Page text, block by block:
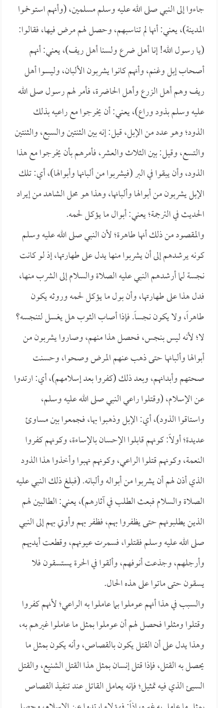
جاءوا إلى النبي صلى الله عليه وسلم مسلمين، (وأنهم استوخموا
المدينة)، يعني: أنها لم تناسبهم، وحصل لهم مرض فيها، فقالوا:
(يا رسول الله! إنا أهل ضرع ولسنا أهل ريف)، يعني: أنهم
أصحاب إبل وغنم، وأنهم كانوا يشربون الألبان، وليسوا أهل
ريف وهم أهل الزرع وأهل الحاضرة، فأمر لهم رسول صلى الله
عليه وسلم بذود وراع)، يعني: أن يخرجوا مع راعيه بذلك
الذود؛ وهو عدد من الإبل، قيل: إنه بين الثنتين والسبع، والثنتين
والتسع، وقيل: بين الثلاث والعشر، فأمرهم بأن يخرجوا مع هذا
الذود، وأن يبقوا في البر (فيشربوا من ألبانها وأبوالها)، أي: تلك
الإبل يشربون من أبوالها وألبانها، وهذا هو محل الشاهد من إيراد
الحديث في الترجمة؛ يعني: أبوال ما يؤكل لحمه.
والمقصود من ذلك أنها طاهرة؛ لأن النبي صلى الله عليه وسلم
كونه يرشدهم إلى أن يشربوا منها يدل على طهارتها، إذ لو كانت
نجسة لما أرشدهم النبي عليه الصلاة والسلام إلى الشرب منها،
فدل هذا على طهارتها، وأن بول ما يؤكل لحمه وروثه يكون
طاهراً، ولا يكون نجساً. فإذا أصاب الثوب هل يغسل لتنجسه؟
لا؛ لأنه ليس بنجس، فحصل هذا منهم، وصاروا يشربون من
أبوالها وألبانها حتى ذهب عنهم المرض وصحوا، وحسنت
صحتهم وأبدانهم، وبعد ذلك (كفروا بعد إسلامهم)، أي: ارتدوا
عن الإسلام، (وقتلوا راعي النبي صلى الله عليه وسلم،
واستاقوا الذود)، أي: الإبل وذهبوا بها، فجمعوا بين مساوئ
عديدة؛ أولاً: كونهم قابلوا الإحسان بالإساءة، وكونهم كفروا
النعمة، وكونهم قتلوا الراعي، وكونهم نهبوا وأخذوا هذا الذود
الذي أذن لهم أن يشربوا من أبواله وألبانه. (فبلغ ذلك النبي عليه
الصلاة والسلام فبعث الطلب في آثارهم)، يعني: الطالبين لهم
الذين يطلبونهم حتى يظفروا بهم، فظفر بهم وأوتي بهم إلى النبي
صلى الله عليه وسلم فقتلوا، فسمرت عيونهم، وقطعت أيديهم
وأرجلهم، وجذعت أنوفهم، وألقوا في الحرة يستسقون فلا
يسقون حتى ماتوا على هذه الحال.
والسبب في هذا أنهم عوملوا بما عاملوا به الراعي؛ لأنهم كفروا
وقتلوا ومثلوا فحصل لهم أن عوملوا بمثل ما عاملوا غيرهم به،
وهذا يدل على أن القتل يكون بالقصاص، وأنه يكون بمثل ما
يحصل به القتل، فإذا قتل إنسان بمثل هذا القتل الشنيع، والقتل
السيئ الذي فيه تمثيل؛ فإنه يعامل القاتل عند تنفيذ القصاص